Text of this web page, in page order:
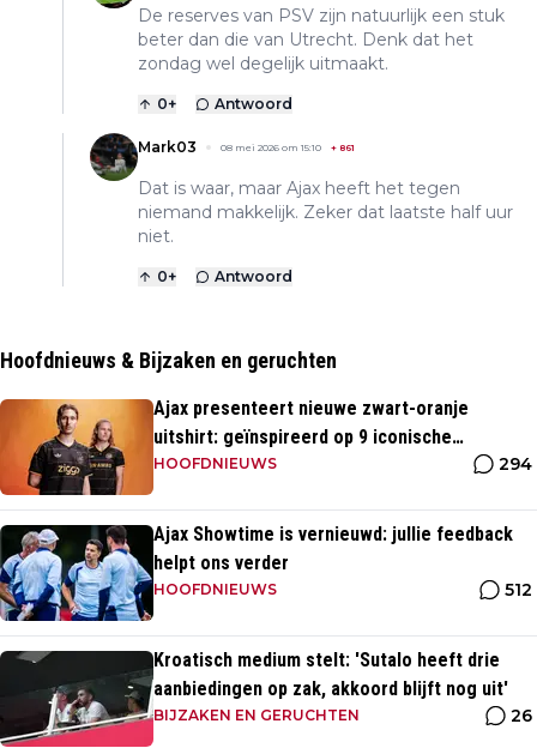
De reserves van PSV zijn natuurlijk een stuk
beter dan die van Utrecht. Denk dat het
zondag wel degelijk uitmaakt.
0+ Antwoord
Mark03 08 mei 2026 om 15:10 + 861
Dat is waar, maar Ajax heeft het tegen
niemand makkelijk. Zeker dat laatste half uur
niet.
0+ Antwoord
Hoofdnieuws & Bijzaken en geruchten
Ajax presenteert nieuwe zwart-oranje
uitshirt: geïnspireerd op 9 iconische
momenten uit clubhistorie
HOOFDNIEUWS 294
Ajax Showtime is vernieuwd: jullie feedback
helpt ons verder
HOOFDNIEUWS 512
Kroatisch medium stelt: 'Sutalo heeft drie
aanbiedingen op zak, akkoord blijft nog uit'
BIJZAKEN EN GERUCHTEN 26